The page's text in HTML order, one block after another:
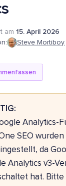
am 15. April 2026
Steve Mortiboy
Analytics-
SEO wurden
da
Analytics v3-
hat. Bitte